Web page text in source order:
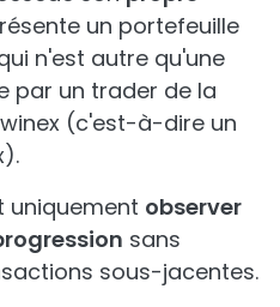
un portefeuille
n'est autre qu'une
par un trader de la
(c'est-à-dire un
uniquement observer
sans
sous-jacentes.